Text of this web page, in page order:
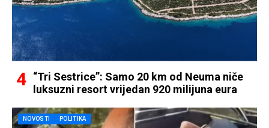
“Tri Sestrice”: Samo 20 km od Neuma niče
luksuzni resort vrijedan 920 milijuna eura
NOVOSTI POLITIKA